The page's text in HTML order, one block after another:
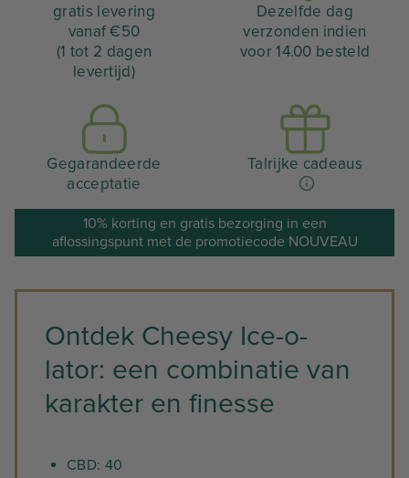
gratis levering
vanaf €50
(1 tot 2 dagen
levertijd)
Dezelfde dag
verzonden indien
voor 14.00 besteld
Gegarandeerde
acceptatie
Talrijke cadeaus
10% korting en gratis bezorging in een
aflossingspunt met de promotiecode NOUVEAU
Ontdek Cheesy Ice-o-
lator: een combinatie van
karakter en finesse
CBD: 40